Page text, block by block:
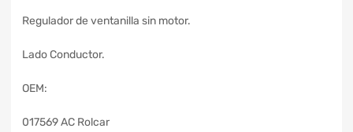
Regulador de ventanilla sin motor.
Lado Conductor.
OEM:
017569 AC Rolcar